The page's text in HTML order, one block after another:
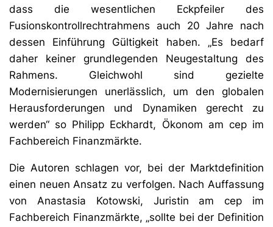
dass die wesentlichen Eckpfeiler des
Fusionskontrollrechtrahmens auch 20 Jahre nach
dessen Einführung Gültigkeit haben. „Es bedarf
daher keiner grundlegenden Neugestaltung des
Rahmens. Gleichwohl sind gezielte
Modernisierungen unerlässlich, um den globalen
Herausforderungen und Dynamiken gerecht zu
werden“ so Philipp Eckhardt, Ökonom am cep im
Fachbereich Finanzmärkte.
Die Autoren schlagen vor, bei der Marktdefinition
einen neuen Ansatz zu verfolgen. Nach Auffassung
von Anastasia Kotowski, Juristin am cep im
Fachbereich Finanzmärkte, „sollte bei der Definition